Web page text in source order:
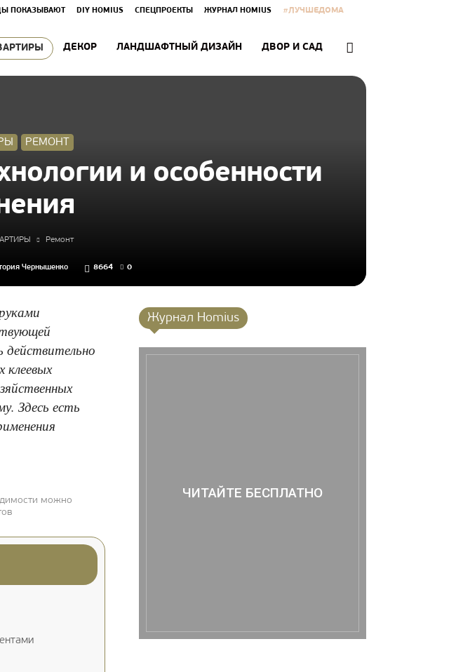
ПОКАЗЫВАЮТ DIY HOMIUS СПЕЦПРОЕКТЫ ЖУРНАЛ HOMIUS #ЛУЧШЕДОМА
ДЕКОР ЛАНДШАФТНЫЙ ДИЗАЙН ДВОР И САД
РЕМОНТ
и особенности
Ремонт
Чернышенко 8664 0
действительно
клеевых
Здесь есть
можно
Журнал Homius
ЧИТАЙТЕ БЕСПЛАТНО